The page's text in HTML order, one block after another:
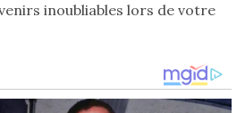
inoubliables lors de votre